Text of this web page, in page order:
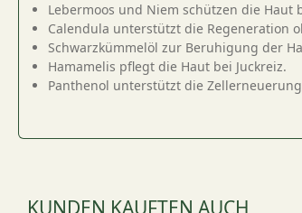
Lebermoos und Niem schützen die
Calendula unterstützt die Regeneration
Schwarzkümmelöl zur Beruhigung der
Hamamelis pflegt die Haut bei Juckreiz.
Panthenol unterstützt die
KUNDEN KAUFTEN AUCH